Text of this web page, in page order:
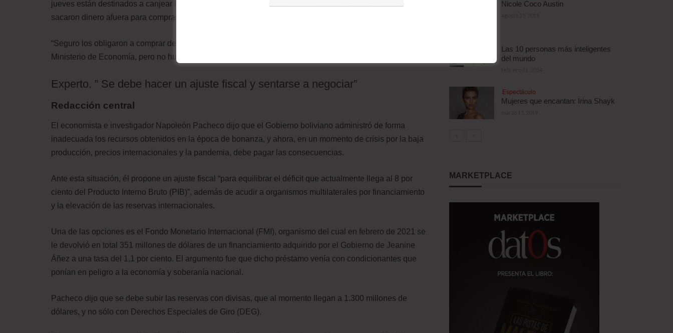
jueves están destinados a canjear la deuda con acreedores internos, AFP y bancos bolivianos que
sacaron dinero afuera para comprar bonos soberanos bolivianos.
“Seguro los obligaron a comprar de nuevo”, mencionó el especialista. Los Tiempos buscó la posición del
Ministerio de Economía, pero no hubo respuesta.
Experto. ” Se debe hacer un ajuste fiscal y sentarse a negociar”
Redacción central
El economista e investigador Napoleón Pacheco dijo que el Gobierno boliviano administró de forma
inadecuada los recursos obtenidos en la época de bonanza, y ahora, en un momento de crisis por la baja
producción, precios internacionales y la pandemia, debe pagar las consecuencias.
Ante esta situación, él propone un ajuste fiscal “para equilibrar el déficit que actualmente llega al 8 por
ciento del Producto Interno Bruto (PIB)”, además de acudir a organismos multilaterales por financiamiento
y la elevación de las reservas internacionales.
Una de las opciones es el Fondo Monetario Internacional (FMI), organismo del cual en febrero de 2021 se
le devolvió en total 351 millones de dólares de un financiamiento adquirido por el Gobierno de Jeanine
Áñez a una tasa del 1,1 por ciento. El argumento fue que dicho préstamo venía con condicionantes que
ponían en peligro a la economía y soberanía nacional.
Pacheco dijo que se debe subir las reservas con divisas, que al momento llegan a 1.300 millones de
dólares, y no sólo con Derechos Especiales de Giro (DEG).
Nicole Coco Austin
Las 10 personas más inteligentes
del mundo
Espectáculo
Mujeres que encantan: Irina Shayk
MARKETPLACE